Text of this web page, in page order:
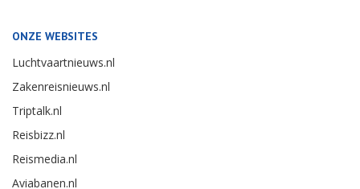
ONZE WEBSITES
Luchtvaartnieuws.nl
Zakenreisnieuws.nl
Triptalk.nl
Reisbizz.nl
Reismedia.nl
Aviabanen.nl